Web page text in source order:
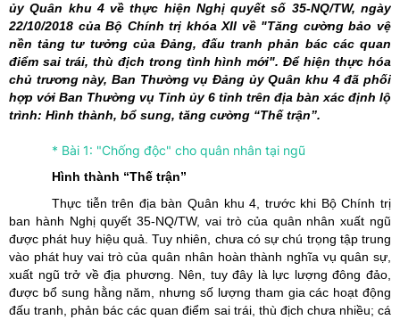
ủy Quân khu 4 vềthực hiện Nghị quyết số 35-NQ/TW, ngày
22/10/2018 của Bộ Chính trị khóa XII về "Tăng cường bảo vệ
nền tảng tư tưởng của Đảng, đấu tranh phản bác các quan
điểm sai trái, thù địch trong tình hình mới". Để hiện thực hóa
chủ trương này, Ban Thường vụ Đảng ủy Quân khu 4đã phối
hợp với Ban Thường vụ Tỉnh ủy 6 tỉnh trên địa bàn xác định lộ
trình: Hình thành, bổ sung, tăng cường “Thế trận”.
* Bài 1: "Chống độc" cho quân nhân tại ngũ
Hình thành “Thế trận”
Thực tiễn trên địa bàn Quân khu 4, trước khi Bộ Chính trị
ban hành Nghị quyết 35-NQ/TW, vai trò của quân nhân xuất ngũ
được phát huy hiệu quả. Tuy nhiên, chưa có sự chú trọng tập trung
vào phát huy vai trò của quân nhân hoàn thành nghĩa vụ quân sự,
xuất ngũ trở về địa phương. Nên, tuy đây là lực lượng đông đảo,
được bổ sung hằng năm, nhưng số lượng tham gia các hoạt động
đấu tranh, phản bác các quan điểm sai trái, thù địch chưa nhiều; cá